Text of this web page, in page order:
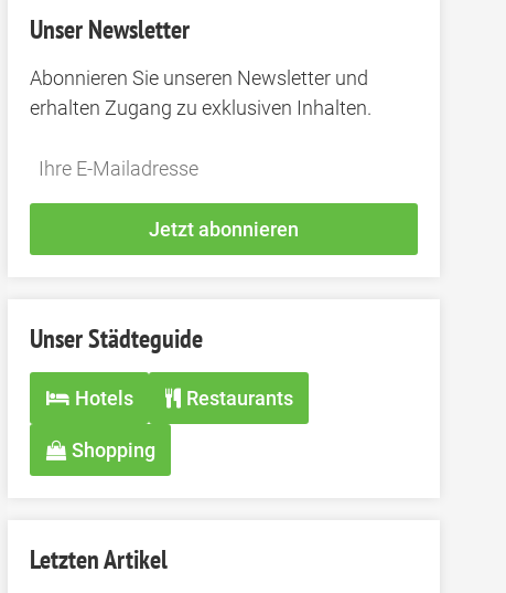
Unser Newsletter
Abonnieren Sie unseren Newsletter und
erhalten Zugang zu exklusiven Inhalten.
Do
this
*Ihre
Jetzt abonnieren
Unser Städteguide
Hotels Restaurants
Shopping
Letzten Artikel